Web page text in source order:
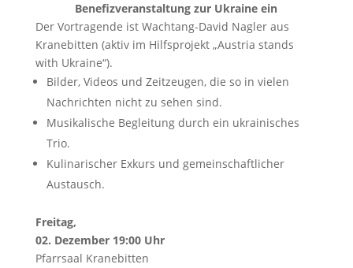
Benefizveranstaltung zur Ukraine ein
Der Vortragende ist Wachtang-David Nagler aus
Kranebitten (aktiv im Hilfsprojekt „Austria stands
with Ukraine“).
Bilder, Videos und Zeitzeugen, die so in vielen
Nachrichten nicht zu sehen sind.
Musikalische Begleitung durch ein ukrainisches
Trio.
Kulinarischer Exkurs und gemeinschaftlicher
Austausch.
Freitag,
02. Dezember 19:00 Uhr
Pfarrsaal Kranebitten